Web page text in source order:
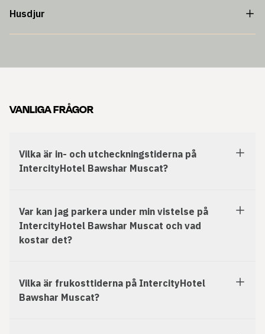
Husdjur
VANLIGA FRÅGOR
Vilka är in- och utcheckningstiderna på
IntercityHotel Bawshar Muscat?
Var kan jag parkera under min vistelse på
IntercityHotel Bawshar Muscat och vad
kostar det?
Vilka är frukosttiderna på IntercityHotel
Bawshar Muscat?